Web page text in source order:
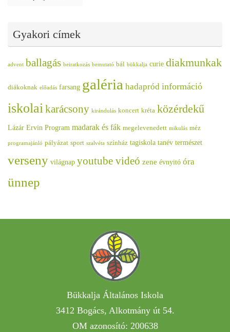
Gyakori címek
advent ballagás beiratkozás bemutató bál bükkalja curie diakmunkak
diákoknak előadás farsang galéria hadapród információ
iskolai karácsony kirándulás koncert kréta közérdekű
Lázár Ervin Program madarak és fák megelevenedett mikulás méz
programajánló pályázat sport szalvéta színház tagiskola tanév természet
verseny világnap youtube videó zene évnyitó óra
ünnep
Bükkalja Általános Iskola
3412 Bogács, Alkotmány út 54.
OM azonosító: 200638